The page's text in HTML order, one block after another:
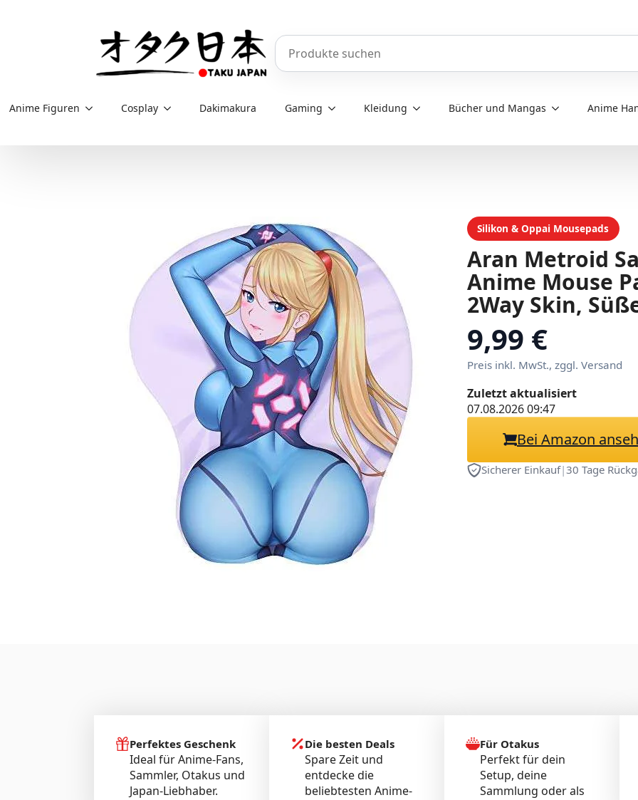
Produkte durchsuchen
Anime Figuren Cosplay Dakimakura Gaming Kleidung Bücher und Mangas Anime
Silikon & Oppai Mousepads
Aran Metroid
Anime Mouse
2Way Skin,
Silikon-
(Aran 1)
9,99 €
Preis inkl. MwSt., zggl. Versand
Zuletzt aktualisiert
07.08.2026 09:47
Bei Amazon
Sicherer Einkauf|30 Tage
Perfektes Geschenk
Ideal für Anime-Fans,
Sammler, Otakus und
Japan-Liebhaber.
Die besten Deals
Spare Zeit und
entdecke die
beliebtesten Anime-
Für Otakus
Perfekt für dein
Setup, deine
Sammlung oder als